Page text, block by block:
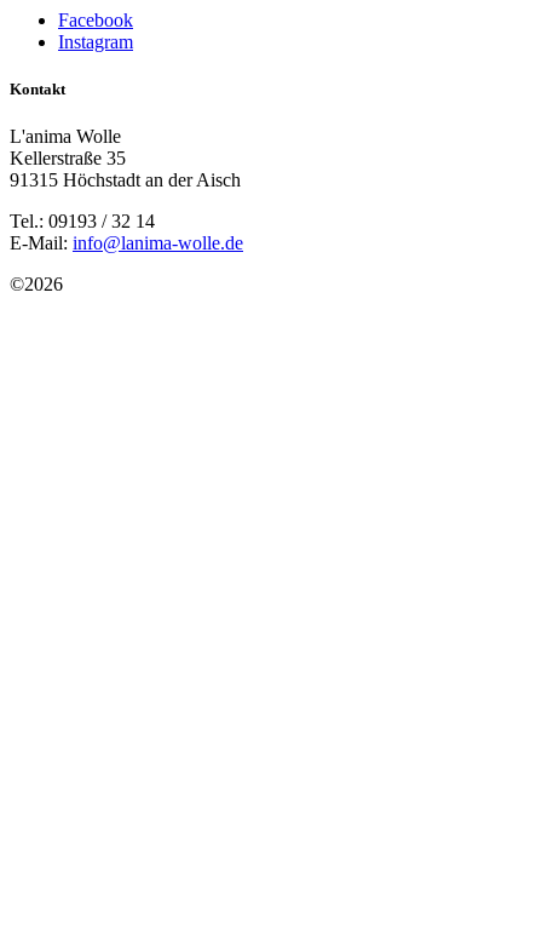
Facebook
Instagram
Kontakt
L'anima Wolle
Kellerstraße 35
91315 Höchstadt an der Aisch
Tel.: 09193 / 32 14
E-Mail: info@lanima-wolle.de
©2026